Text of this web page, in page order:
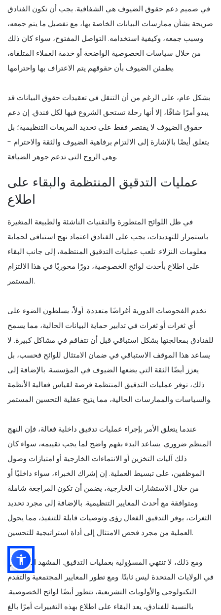
في صميم دعم حقوق الضيوف هي الشفافية. يجب أن تكون الفنادق
صريحة بشأن ممارسات البيانات الخاصة بها، مع تفصيل ما يتم جمعه،
وسبب جمعه، وكيفية استخدامه. التواصل المفتوح، سواء كان ذلك
من خلال سياسات الخصوصية الواضحة أو خدمة العملاء المتلقاة،
يطمئن الضيوف بأن حقوقهم يتم الاعتراف بها واحترامها.
بشكل عام، على الرغم من أن التنقل في تعقيدات حقوق البيانات قد
يبدو أمرًا شاقًا، إلا أنها رحلة تستحق الشروع فيها لكل فندق. إن دعم
حقوق الضيوف لا يقتصر فقط على تحديد المربعات التنظيمية؛ بل
يتعلق أيضًا بالإشارة إلى الالتزام برفاهية الضيوف والثقة والاحترام -
وهي الروح التي تدعم جوهر الضيافة.
عمليات التدقيق المنتظمة والبقاء على
اطلاع
في ظل اللوائح المتطورة والتقنيات الناشئة والطبيعة المتغيرة
باستمرار للتهديدات، يجب على الفنادق اعتماد نهج استباقي لحماية
معلومات النزلاء. تلعب عمليات التدقيق المنتظمة، إلى جانب البقاء
على اطلاع بأحدث لوائح الخصوصية، دورًا محوريًا في هذا الالتزام
المستمر.
تخدم الفحوصات الدورية أغراضًا متعددة. أولاً، يسلطون الضوء على
أي ثغرات أو ثغرات في تدابير حماية البيانات الحالية، مما يسمح
للفنادق بمعالجتها بشكل استباقي قبل أن تتفاقم في مشاكل كبيرة. لا
يساعد هذا الموقف الاستباقي في ضمان الامتثال للوائح فحسب، بل
يعزز أيضًا الثقة التي يضعها الضيوف في المؤسسة. بالإضافة إلى
ذلك، توفر عمليات التدقيق المنتظمة فرصة لقياس فعالية الأنظمة
والسياسات والممارسات الحالية، مما يتيح عقلية التحسين المستمر.
عندما يتعلق الأمر بإجراء عمليات تدقيق داخلية فعالة، فإن النهج
المنظم ضروري. يساعد البدء بفهم واضح لما يجب تقييمه، سواء كان
ذلك آليات التخزين أو الانتماءات الخارجية أو امتيازات وصول
الموظفين، على تبسيط العملية. إن إشراك الخبراء، سواء داخليًا أو
من خلال الاستشارات الخارجية، يضمن أن تكون المراجعة شاملة
ومتوافقة مع أحدث المعايير التنظيمية. بالإضافة إلى مجرد تحديد
الثغرات، يوفر التدقيق الفعال رؤى وتوصيات قابلة للتنفيذ، مما يحول
العملية من مجرد فحص الامتثال إلى أداة استراتيجية للتحسين.
ومع ذلك، لا تنتهي المسؤولية بعمليات التدقيق. المشهد التنظيمي
في الولايات المتحدة ليس ثابتًا. ومع تطور المعايير المجتمعية والتقدم
التكنولوجي والأولويات التشريعية، تتطور أيضًا لوائح الخصوصية.
بالنسبة للفنادق، يعد البقاء على اطلاع بهذه التغييرات أمرًا بالغ